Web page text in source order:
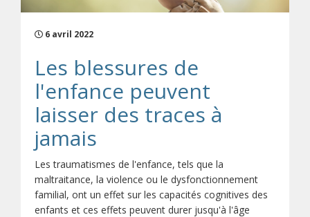
6 avril 2022
Les blessures de
l'enfance peuvent
laisser des traces à
jamais
Les traumatismes de l'enfance, tels que la
maltraitance, la violence ou le dysfonctionnement
familial, ont un effet sur les capacités cognitives des
enfants et ces effets peuvent durer jusqu'à l'âge